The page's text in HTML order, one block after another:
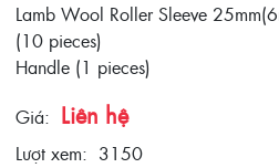
Lamb Wool Roller Sleeve
(10 pieces)
Handle (1 pieces)
Giá: Liên hệ
Lượt xem: 3150